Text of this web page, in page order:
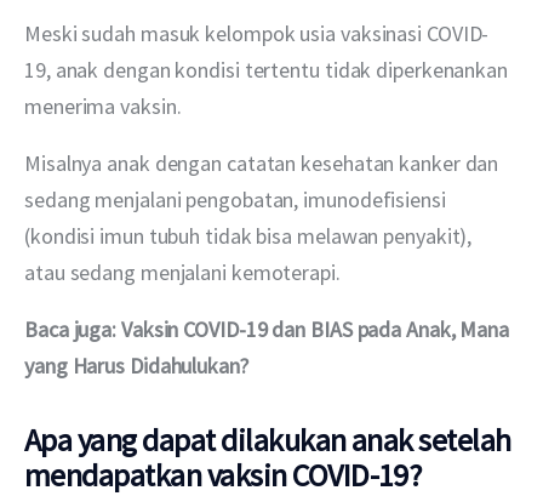
Meski sudah masuk kelompok usia vaksinasi COVID-
19, anak dengan kondisi tertentu tidak diperkenankan
menerima vaksin.
Misalnya anak dengan catatan kesehatan kanker dan
sedang menjalani pengobatan, imunodefisiensi
(kondisi imun tubuh tidak bisa melawan penyakit),
atau sedang menjalani kemoterapi.
Baca juga: Vaksin COVID-19 dan BIAS pada Anak, Mana
yang Harus Didahulukan?
Apa yang dapat dilakukan anak setelah
mendapatkan vaksin COVID-19?